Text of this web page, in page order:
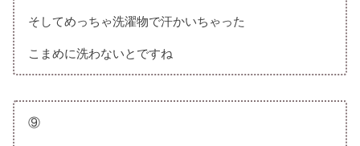
そしてめっちゃ洗濯物で汗かいちゃった
こまめに洗わないとですね
⑨